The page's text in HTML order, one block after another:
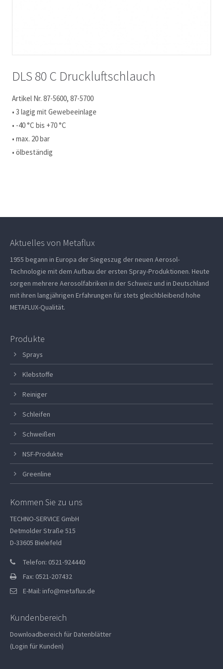
DLS 80 C Druckluftschlauch
Artikel Nr. 87-5600, 87-5700
• 3 lagig mit Gewebeeinlage
• -40 °C bis +70 °C
• max. 20 bar
• ölbeständig
Aktuelles von Metaflux
1955 begann in Europa der Siegeszug der neuen Aerosol-
Technologie mit dem Aufbau der ersten Spray-Produktionen. Heute
sorgen mehrere Aerosolfabriken in der Schweiz und in Deutschland
mit ihren langjährigen Erfahrungen für stets gleichbleibend hohe
METAFLUX-Qualität.
Produkte
Sprays
Klebstoffe
Reiniger
Schleifen
Schweißen
NSF-Produkte
Greenline
Kommen Sie zu uns
TECHNO-SERVICE GmbH
Detmolder Straße 515
D-33605 Bielefeld
Telefon: 0521-924440
Fax: 0521-207432
E-Mail: info@metaflux.de
Kundenbereich
Downloadbereich für Datenblätter
(Login für Kunden)